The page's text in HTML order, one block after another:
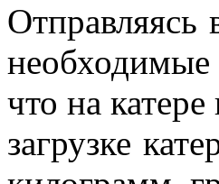
что на
загрузке